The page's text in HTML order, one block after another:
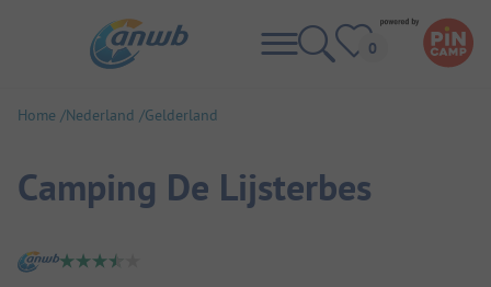
Home Nederland Gelderland
Camping De Lijsterbes
Camping overzicht